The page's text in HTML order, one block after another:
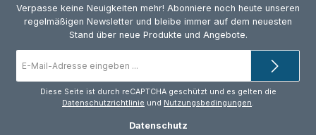
Verpasse keine Neuigkeiten mehr! Abonniere noch heute unseren
regelmäßigen Newsletter und bleibe immer auf dem neuesten
Stand über neue Produkte und Angebote.
Mail-
Diese Seite ist durch reCAPTCHA geschützt und es gelten die
Datenschutzrichtlinie und Nutzungsbedingungen.
Datenschutz